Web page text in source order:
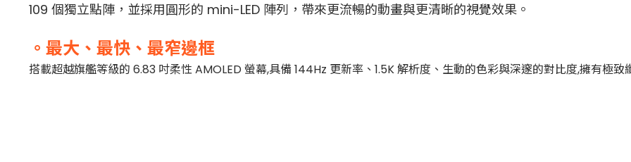
109 個獨立點陣，並採用圓形的 mini-LED 陣列，帶來更流暢的動畫與更清晰的視覺效果。
。最大、最快、最窄邊框
搭載超越旗艦等級的 6.83 吋柔性 AMOLED 螢幕,具備 144Hz 更新率、1.5K 解析度、生動的色彩與深邃的對比度,擁有極致